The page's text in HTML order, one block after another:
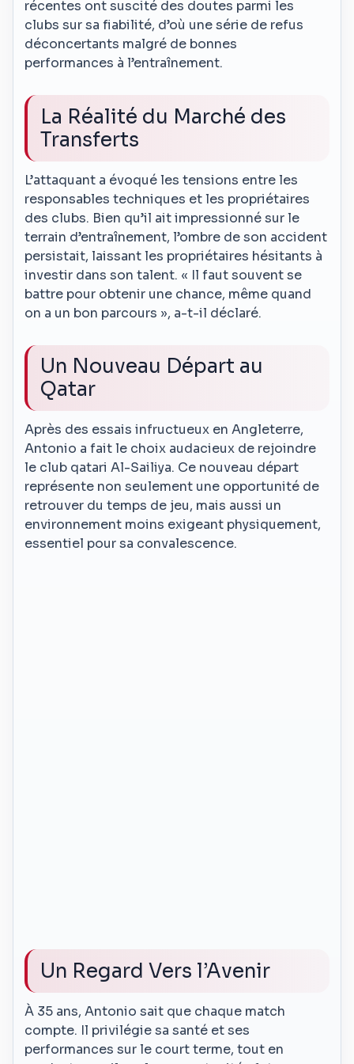
récentes ont suscité des doutes parmi les
clubs sur sa fiabilité, d’où une série de refus
déconcertants malgré de bonnes
performances à l’entraînement.
La Réalité du Marché des
Transferts
L’attaquant a évoqué les tensions entre les
responsables techniques et les propriétaires
des clubs. Bien qu’il ait impressionné sur le
terrain d’entraînement, l’ombre de son accident
persistait, laissant les propriétaires hésitants à
investir dans son talent. « Il faut souvent se
battre pour obtenir une chance, même quand
on a un bon parcours », a-t-il déclaré.
Un Nouveau Départ au
Qatar
Après des essais infructueux en Angleterre,
Antonio a fait le choix audacieux de rejoindre
le club qatari Al-Sailiya. Ce nouveau départ
représente non seulement une opportunité de
retrouver du temps de jeu, mais aussi un
environnement moins exigeant physiquement,
essentiel pour sa convalescence.
Un Regard Vers l’Avenir
À 35 ans, Antonio sait que chaque match
compte. Il privilégie sa santé et ses
performances sur le court terme, tout en